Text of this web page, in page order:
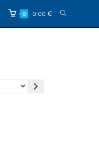
0 0,00 € Website-